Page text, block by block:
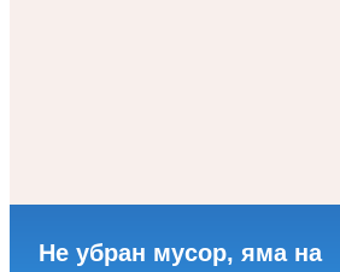
Не убран мусор, яма на